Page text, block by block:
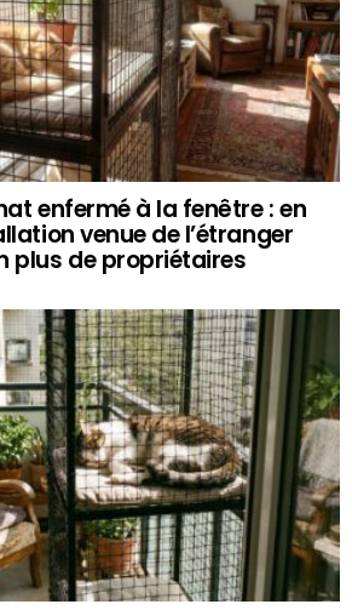
enfermé à la fenêtre : en
venue de l’étranger
plus de propriétaires